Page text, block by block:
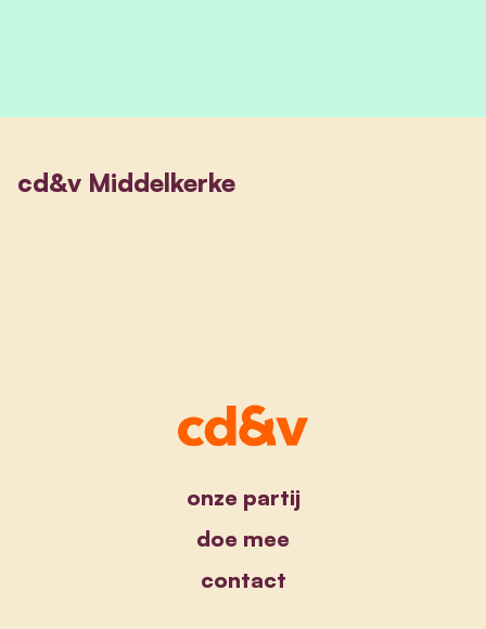
cd&v Middelkerke
onze partij
doe mee
contact